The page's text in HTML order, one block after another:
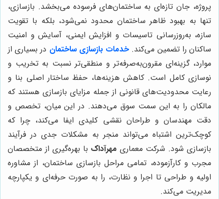
پروژه، جان تازه‌ای به ساختمان‌های فرسوده می‌بخشد. بازسازی،
تنها به بهبود ظاهر ساختمان محدود نمی‌شود، بلکه با تقویت
سازه، به‌روزرسانی تاسیسات و افزایش ایمنی، آسایش و امنیت
ساکنان را تضمین می‌کند. خدمات بازسازی ساختمان در بسیاری از
موارد، گزینه‌ای مقرون‌به‌صرفه‌تر و منطقی‌تر نسبت به تخریب و
نوسازی کامل است. کاهش هزینه‌ها، حفظ ساختار اصلی بنا و
رعایت محدودیت‌های قانونی از جمله مزایای بازسازی هستند که
مالکان را به این سمت سوق می‌دهند. در این میان، تخصص و
دقت مهندسان و طراحان نقشی کلیدی ایفا می‌کند، چرا که
کوچک‌ترین اشتباه می‌تواند منجر به مشکلات جدی در فرآیند
بازسازی شود. شرکت معماری مهرآداک با بهره‌گیری از متخصصان
مجرب و کارآزموده، تمامی مراحل بازسازی ساختمان، از مشاوره
اولیه و طراحی تا اجرا و نظارت، را به صورت حرفه‌ای و یکپارچه
مدیریت می‌کند.